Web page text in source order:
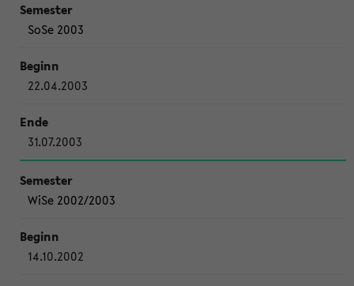
SoSe 2003
22.04.2003
31.07.2003
WiSe 2002/2003
14.10.2002